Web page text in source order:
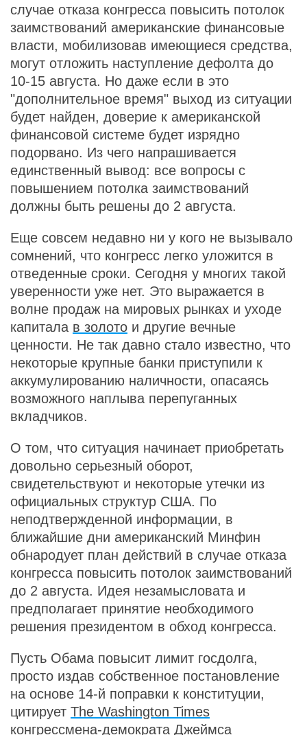
случае отказа конгресса повысить потолок
заимствований американские финансовые
власти, мобилизовав имеющиеся средства,
могут отложить наступление дефолта до
10-15 августа. Но даже если в это
"дополнительное время" выход из ситуации
будет найден, доверие к американской
финансовой системе будет изрядно
подорвано. Из чего напрашивается
единственный вывод: все вопросы с
повышением потолка заимствований
должны быть решены до 2 августа.
Еще совсем недавно ни у кого не вызывало
сомнений, что конгресс легко уложится в
отведенные сроки. Сегодня у многих такой
уверенности уже нет. Это выражается в
волне продаж на мировых рынках и уходе
капитала в золото и другие вечные
ценности. Не так давно стало известно, что
некоторые крупные банки приступили к
аккумулированию наличности, опасаясь
возможного наплыва перепуганных
вкладчиков.
О том, что ситуация начинает приобретать
довольно серьезный оборот,
свидетельствуют и некоторые утечки из
официальных структур США. По
неподтвержденной информации, в
ближайшие дни американский Минфин
обнародует план действий в случае отказа
конгресса повысить потолок заимствований
до 2 августа. Идея незамысловата и
предполагает принятие необходимого
решения президентом в обход конгресса.
Пусть Обама повысит лимит госдолга,
просто издав собственное постановление
на основе 14-й поправки к конституции,
цитирует The Washington Times
конгрессмена-демократа Джеймса